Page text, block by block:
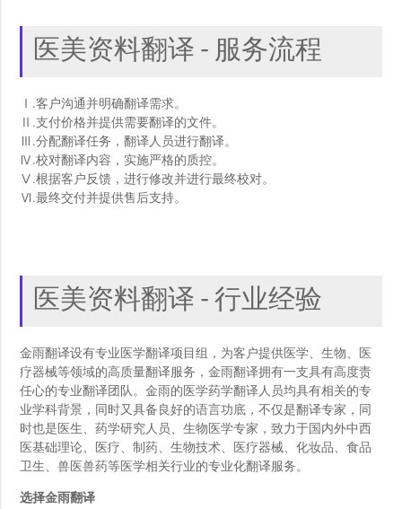
医美资料翻译 - 服务流程
Ⅰ.客户沟通并明确翻译需求。
Ⅱ.支付价格并提供需要翻译的文件。
Ⅲ.分配翻译任务，翻译人员进行翻译。
Ⅳ.校对翻译内容，实施严格的质控。
Ⅴ.根据客户反馈，进行修改并进行最终校对。
Ⅵ.最终交付并提供售后支持。
医美资料翻译 - 行业经验
金雨翻译设有专业医学翻译项目组，为客户提供医学、生物、医
疗器械等领域的高质量翻译服务，金雨翻译拥有一支具有高度责
任心的专业翻译团队。金雨的医学药学翻译人员均具有相关的专
业学科背景，同时又具备良好的语言功底，不仅是翻译专家，同
时也是医生、药学研究人员、生物医学专家，致力于国内外中西
医基础理论、医疗、制药、生物技术、医疗器械、化妆品、食品
卫生、兽医兽药等医学相关行业的专业化翻译服务。
选择金雨翻译